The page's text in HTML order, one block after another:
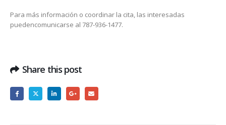
Para más información o coordinar la cita, las interesadas
puedencomunicarse al 787-936-1477.
Share this post